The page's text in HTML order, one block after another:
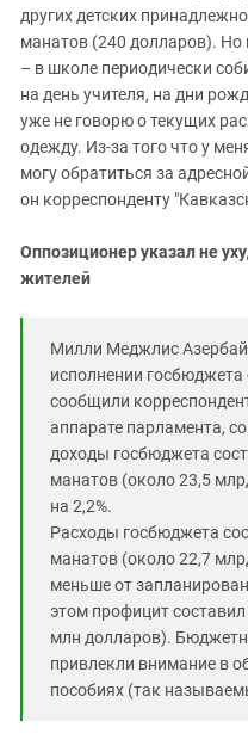
других детских
манатов (240 долларов). Но
– в школе периодически
на день учителя, на дни
уже не говорю о текущих
одежду. Из-за того что у
могу обратиться за
он корреспонденту
Оппозиционер указал не
жителей
Милли Меджлис
исполнении госбюджета
сообщили
аппарате парламента,
доходы госбюджета
манатов (около 23,5
на 2,2%.
Расходы госбюджета
манатов (около 22,7
меньше от
этом профицит
млн долларов).
привлекли внимание в
пособиях (так